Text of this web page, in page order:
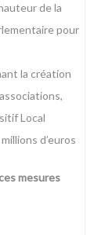
de la
pour
la création
Local
d’euros
mesures